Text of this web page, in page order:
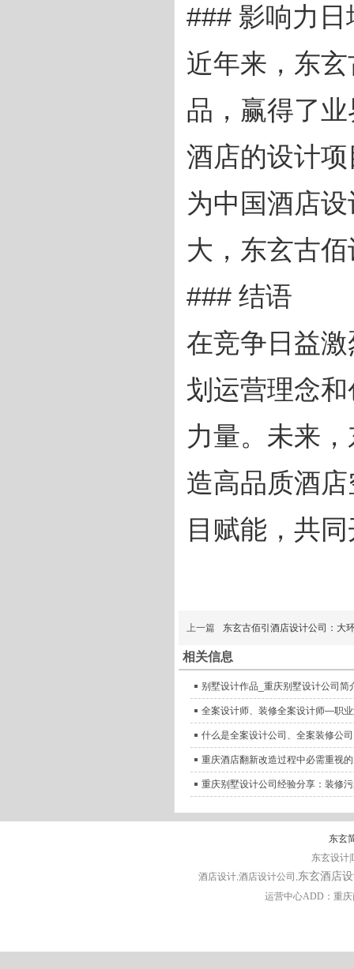
### 影响力
近年来，东
品，赢得了
酒店的设计
为中国酒店
大，东玄古
### 结语
在竞争日益
划运营理念
力量。未来
造高品质酒
目赋能，共
上一篇 东玄古佰引酒店设计公司：大
相关信息
别墅设计作品_重庆别墅设计公司简
全案设计师、装修全案设计师—职
什么是全案设计公司、全案装修公
重庆酒店翻新改造过程中必需重视
重庆别墅设计公司经验分享：装修
东玄
东玄设计
酒店设计,酒店设计公司,东玄酒店
运营中心ADD：重